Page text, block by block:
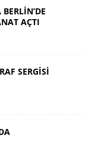
AÇTI
SERGİSİ